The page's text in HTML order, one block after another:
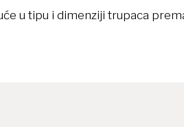
u tipu i dimenziji trupaca